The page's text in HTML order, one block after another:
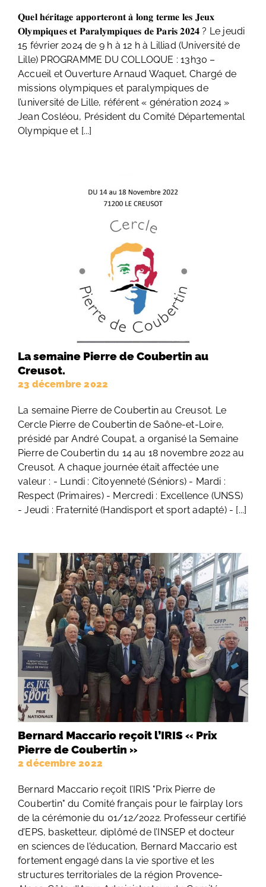
𝐐𝐮𝐞𝐥 𝐡𝐞́𝐫𝐢𝐭𝐚𝐠𝐞 𝐚𝐩𝐩𝐨𝐫𝐭𝐞𝐫𝐨𝐧𝐭 𝐚̀ 𝐥𝐨𝐧𝐠 𝐭𝐞𝐫𝐦𝐞 𝐥𝐞𝐬 𝐉𝐞𝐮𝐱
𝐎𝐥𝐲𝐦𝐩𝐢𝐪𝐮𝐞𝐬 𝐞𝐭 𝐏𝐚𝐫𝐚𝐥𝐲𝐦𝐩𝐢𝐪𝐮𝐞𝐬 𝐝𝐞 𝐏𝐚𝐫𝐢𝐬 𝟐𝟎𝟐𝟒 ? Le jeudi
15 février 2024 de 9 h à 12 h à Lilliad (Université de
Lille) PROGRAMME DU COLLOQUE : 13h30 –
Accueil et Ouverture Arnaud Waquet, Chargé de
missions olympiques et paralympiques de
l’université de Lille, référent « génération 2024 »
Jean Cosléou, Président du Comité Départemental
Olympique et [...]
La semaine Pierre de Coubertin au
Creusot.
23 décembre 2022
La semaine Pierre de Coubertin au Creusot. Le
Cercle Pierre de Coubertin de Saône-et-Loire,
présidé par André Coupat, a organisé la Semaine
Pierre de Coubertin du 14 au 18 novembre 2022 au
Creusot. A chaque journée était affectée une
valeur : - Lundi : Citoyenneté (Séniors) - Mardi :
Respect (Primaires) - Mercredi : Excellence (UNSS)
- Jeudi : Fraternité (Handisport et sport adapté) - [...]
Bernard Maccario reçoit l’IRIS « Prix
Pierre de Coubertin »
2 décembre 2022
Bernard Maccario reçoit l’IRIS "Prix Pierre de
Coubertin" du Comité français pour le fairplay lors
de la cérémonie du 01/12/2022. Professeur certifié
d’EPS, basketteur, diplômé de l’INSEP et docteur
en sciences de l'éducation, Bernard Maccario est
fortement engagé dans la vie sportive et les
structures territoriales de la région Provence-